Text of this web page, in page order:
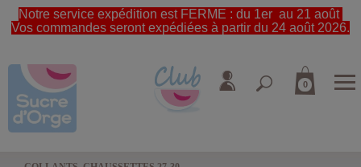
Notre service expédition est FERME : du 1er au 21 août
Vos commandes seront expédiées à partir du 24 août 2026.
0